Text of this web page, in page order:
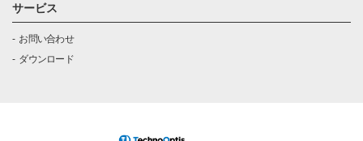
サービス
お問い合わせ
ダウンロード